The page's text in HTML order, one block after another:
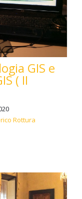
GIS e
( II
Rottura